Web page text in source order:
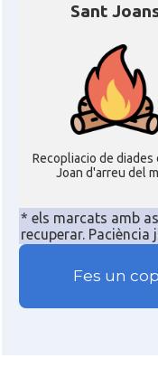
Sant
Recopliacio de diades
Joan d'arreu del
* els marcats amb
recuperar. Paciència
Fes un